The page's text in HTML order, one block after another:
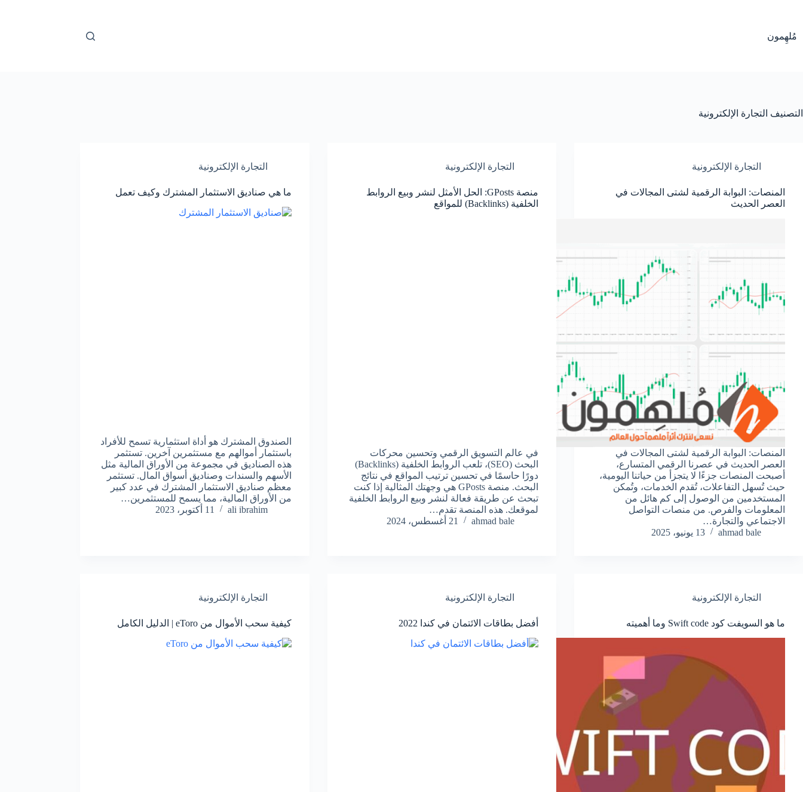
مُلهِمون
التصنيف التجارة الإلكترونية
التجارة الإلكترونية
المنصات: البوابة الرقمية لشتى المجالات في
العصر الحديث
المنصات: البوابة الرقمية لشتى المجالات في
العصر الحديث في عصرنا الرقمي المتسارع،
أصبحت المنصات جزءًا لا يتجزأ من حياتنا اليومية،
حيث تُسهل التفاعلات، تُقدم الخدمات، وتُمكن
المستخدمين من الوصول إلى كم هائل من
المعلومات والفرص. من منصات التواصل
الاجتماعي والتجارة…
ahmad bale
13 يونيو، 2025
التجارة الإلكترونية
منصة GPosts: الحل الأمثل لنشر وبيع الروابط
الخلفية (Backlinks) للمواقع
في عالم التسويق الرقمي وتحسين محركات
البحث (SEO)، تلعب الروابط الخلفية (Backlinks)
دورًا حاسمًا في تحسين ترتيب المواقع في نتائج
البحث. منصة GPosts هي وجهتك المثالية إذا كنت
تبحث عن طريقة فعالة لنشر وبيع الروابط الخلفية
لموقعك. هذه المنصة تقدم…
ahmad bale
21 أغسطس، 2024
التجارة الإلكترونية
ما هي صناديق الاستثمار المشترك وكيف تعمل
الصندوق المشترك هو أداة استثمارية تسمح للأفراد
باستثمار أموالهم مع مستثمرين آخرين. تستثمر
هذه الصناديق في مجموعة من الأوراق المالية مثل
الأسهم والسندات وصناديق أسواق المال. تستثمر
معظم صناديق الاستثمار المشترك في عدد كبير
من الأوراق المالية، مما يسمح للمستثمرين…
ali ibrahim
11 أكتوبر، 2023
التجارة الإلكترونية
ما هو السويفت كود Swift code وما أهميته
التجارة الإلكترونية
أفضل بطاقات الائتمان في كندا 2022
التجارة الإلكترونية
كيفية سحب الأموال من eToro | الدليل الكامل